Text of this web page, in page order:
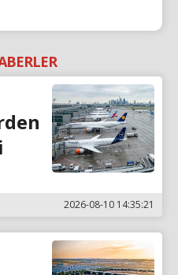
2026-08-10 14:35:21